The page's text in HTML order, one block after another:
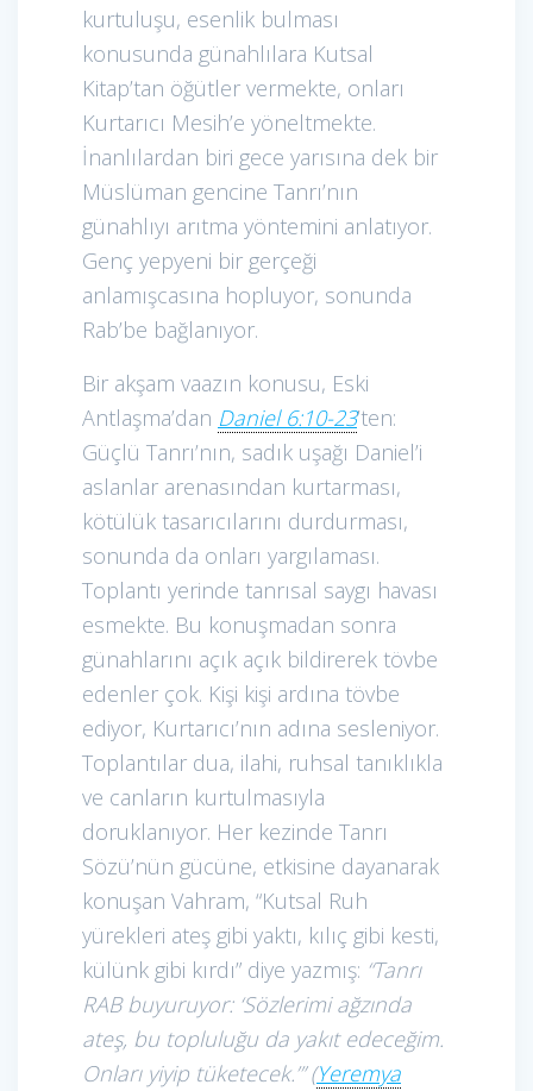
kurtuluşu, esenlik bulması
konusunda günahlılara Kutsal
Kitap’tan öğütler vermekte, onları
Kurtarıcı Mesih’e yöneltmekte.
İnanlılardan biri gece yarısına dek bir
Müslüman gencine Tanrı’nın
günahlıyı arıtma yöntemini anlatıyor.
Genç yepyeni bir gerçeği
anlamışcasına hopluyor, sonunda
Rab’be bağlanıyor.
Bir akşam vaazın konusu, Eski
Antlaşma’dan Daniel 6:10-23’ten:
Güçlü Tanrı’nın, sadık uşağı Daniel’i
aslanlar arenasından kurtarması,
kötülük tasarıcılarını durdurması,
sonunda da onları yargılaması.
Toplantı yerinde tanrısal saygı havası
esmekte. Bu konuşmadan sonra
günahlarını açık açık bildirerek tövbe
edenler çok. Kişi kişi ardına tövbe
ediyor, Kurtarıcı’nın adına sesleniyor.
Toplantılar dua, ilahi, ruhsal tanıklıkla
ve canların kurtulmasıyla
doruklanıyor. Her kezinde Tanrı
Sözü’nün gücüne, etkisine dayanarak
konuşan Vahram, “Kutsal Ruh
yürekleri ateş gibi yaktı, kılıç gibi kesti,
külünk gibi kırdı” diye yazmış: “Tanrı
RAB buyuruyor: ‘Sözlerimi ağzında
ateş, bu topluluğu da yakıt edeceğim.
Onları yiyip tüketecek.’” (Yeremya